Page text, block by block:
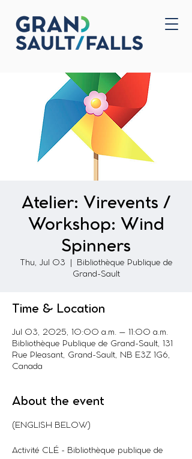
Home
Atelier: Virevents /
Workshop: Wind
Spinners
Thu, Jul 03
Bibliothèque Publique de
Grand-Sault
Time & Location
Jul 03, 2025, 10:00 a.m. – 11:00 a.m.
Bibliothèque Publique de Grand-Sault, 131
Rue Pleasant, Grand-Sault, NB E3Z 1G6,
Canada
About the event
(ENGLISH BELOW)
Activité CLÉ - Bibliothèque publique de